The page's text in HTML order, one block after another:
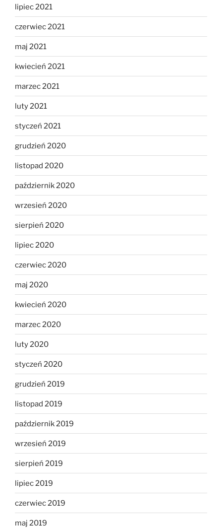
lipiec 2021
czerwiec 2021
maj 2021
kwiecień 2021
marzec 2021
luty 2021
styczeń 2021
grudzień 2020
listopad 2020
październik 2020
wrzesień 2020
sierpień 2020
lipiec 2020
czerwiec 2020
maj 2020
kwiecień 2020
marzec 2020
luty 2020
styczeń 2020
grudzień 2019
listopad 2019
październik 2019
wrzesień 2019
sierpień 2019
lipiec 2019
czerwiec 2019
maj 2019